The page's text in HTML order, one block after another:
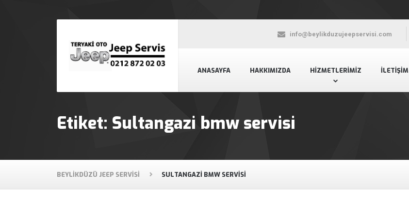
ANASAYFA HAKKIMIZDA HIZMETLERIMIZ İLETIŞIM
info@beylikduzujeepservisi.com
Etiket: Sultangazi bmw servisi
BEYLIKDÜZÜ JEEP SERVISI SULTANGAZI BMW SERVISI